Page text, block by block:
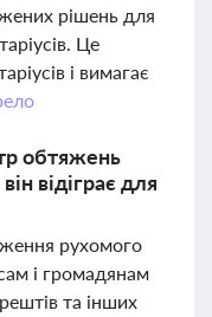
рішень для
Це
і вимагає
обтяжень
відіграє для
рухомого
і громадянам
та інших